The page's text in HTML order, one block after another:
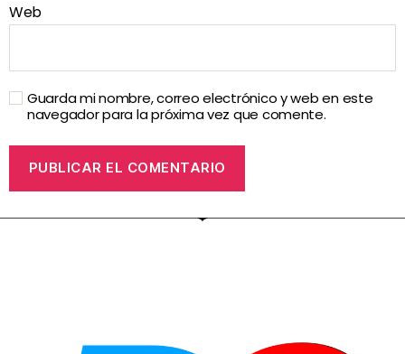
Web
Guarda mi nombre, correo electrónico y web en este
navegador para la próxima vez que comente.